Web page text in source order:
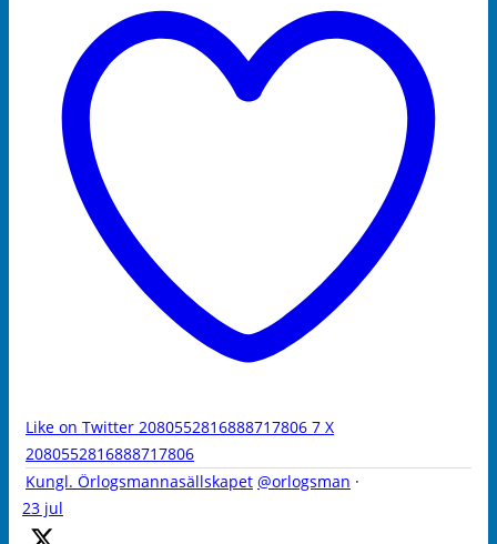
Like on Twitter 2080552816888717806 7 X
2080552816888717806
Kungl. Örlogsmannasällskapet @orlogsman ·
23 jul